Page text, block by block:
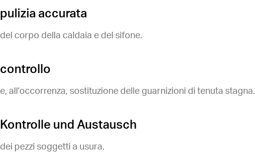
pulizia accurata
del corpo della caldaia e del sifone.
controllo
e, all’occorrenza, sostituzione delle guarnizioni di tenuta stagna.
Kontrolle und Austausch
dei pezzi soggetti a usura.